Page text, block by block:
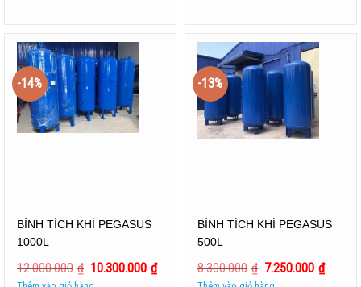
-14%
BÌNH TÍCH KHÍ PEGASUS
1000L
12.000.000 ₫ 10.300.000 ₫
-13%
BÌNH TÍCH KHÍ PEGASUS
500L
8.300.000 ₫ 7.250.000 ₫